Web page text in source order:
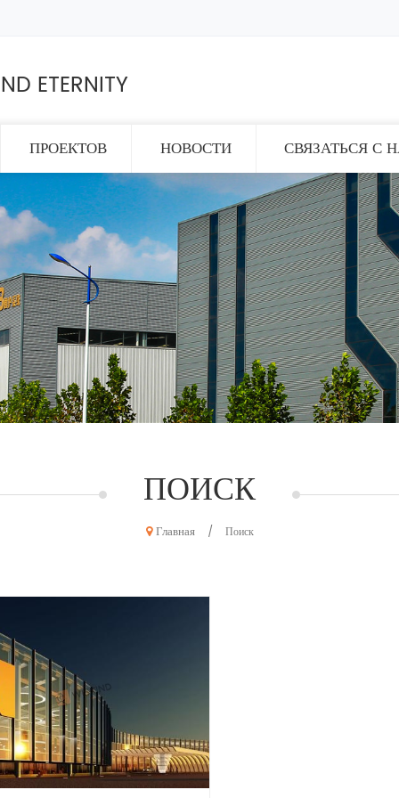
ETERNITY
ПРОЕКТОВ НОВОСТИ СВЯЗАТЬСЯ С
ПОИСК
Главная / Поиск